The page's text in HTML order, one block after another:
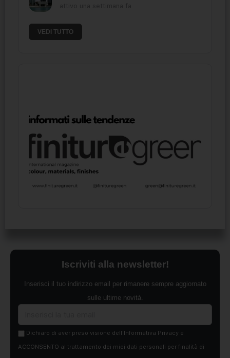
VEDI TUTTO
Iscriviti alla newsletter!
Inserisci il tuo indirizzo email per rimanere sempre aggiornato
sulle ultime novità.
Dichiaro di aver preso visione dell'Informativa Privacy e
ACCONSENTO al trattamento dei miei dati personali per finalità di